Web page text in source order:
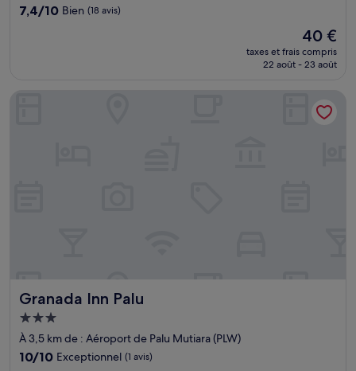
7.4
7,4/10 Bien (18 avis)
Le
nouveau
prix
40 €
40 €
taxes et frais compris
22 août - 23 août
Granada Inn Palu
Granada Inn Palu
Hébergement
3.0 étoiles
À 3,5 km de : Aéroport de Palu Mutiara (PLW)
10.0
10/10 Exceptionnel (1 avis)
Granada Inn Palu